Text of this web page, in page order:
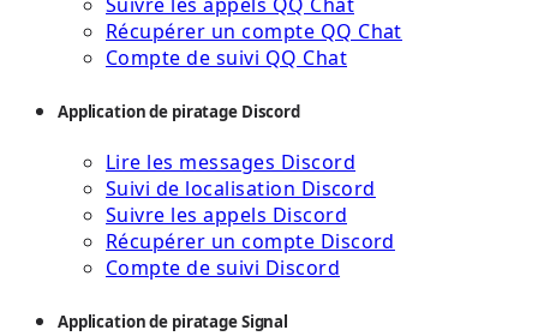
Récupérer un compte QQ Chat
Compte de suivi QQ Chat
Application de piratage Discord
Lire les messages Discord
Suivi de localisation Discord
Suivre les appels Discord
Récupérer un compte Discord
Compte de suivi Discord
Application de piratage Signal